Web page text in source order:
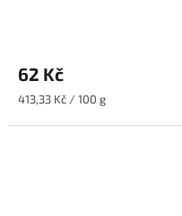
62 Kč
Měrná
413,33 Kč / 100 g